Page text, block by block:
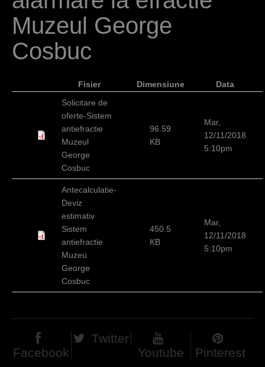
i
c
i
Muzeul George
Cosbuc
Fisier Dimensiune
Data
Solicitare de
oferte-Sistem
antiefractie
Muzeul
George
Cosbuc
96.59
KB
Mar,
12/11/2018
5:10pm
Antecalculatie-
Deviz
estimativ
Sistem
antiefractie
Muzeu
George
Cosbuc
450.5
KB
Mar,
12/11/2018
5:10pm
Facebook
Twitter
Youtube
Pinterest